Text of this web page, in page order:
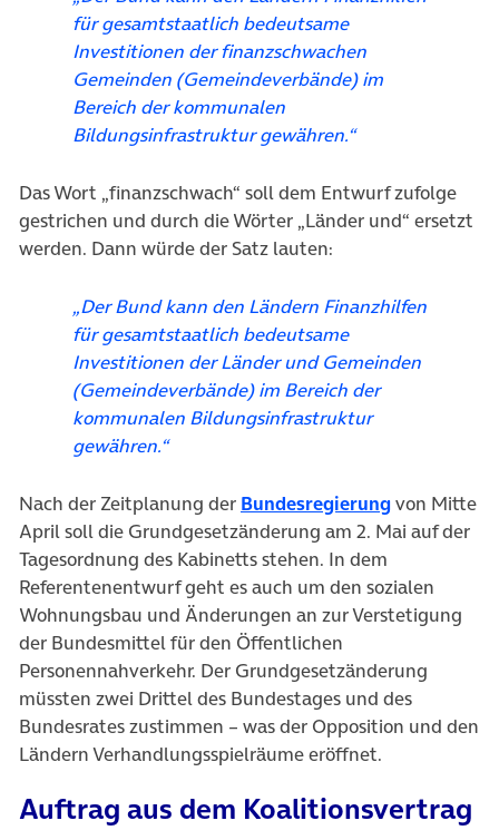
für gesamtstaatlich bedeutsame
Investitionen der finanzschwachen
Gemeinden (Gemeindeverbände) im
Bereich der kommunalen
Bildungsinfrastruktur gewähren.“
Das Wort „finanzschwach“ soll dem Entwurf zufolge
gestrichen und durch die Wörter „Länder und“ ersetzt
werden. Dann würde der Satz lauten:
„Der Bund kann den Ländern Finanzhilfen
für gesamtstaatlich bedeutsame
Investitionen der Länder und Gemeinden
(Gemeindeverbände) im Bereich der
kommunalen Bildungsinfrastruktur
gewähren.“
Nach der Zeitplanung der Bundesregierung(öffnet in
von Mitte
April soll die Grundgesetzänderung am 2. Mai auf der
Tagesordnung des Kabinetts stehen. In dem
Referentenentwurf geht es auch um den sozialen
Wohnungsbau und Änderungen an zur Verstetigung
der Bundesmittel für den Öffentlichen
Personennahverkehr. Der Grundgesetzänderung
müssten zwei Drittel des Bundestages und des
Bundesrates zustimmen – was der Opposition und den
Ländern Verhandlungsspielräume eröffnet.
Auftrag aus dem Koalitionsvertrag